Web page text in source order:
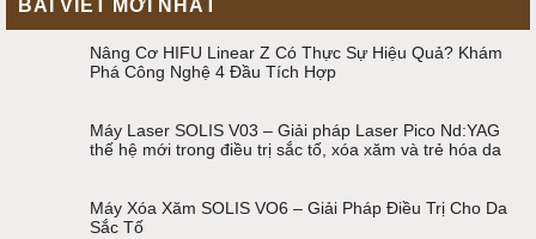
BÀI VIẾT MỚI NHẤT
Nâng Cơ HIFU Linear Z Có Thực Sự Hiệu Quả? Khám
Phá Công Nghệ 4 Đầu Tích Hợp
Máy Laser SOLIS V03 – Giải pháp Laser Pico Nd:YAG
thế hệ mới trong điều trị sắc tố, xóa xăm và trẻ hóa da
Máy Xóa Xăm SOLIS VO6 – Giải Pháp Điều Trị Cho Da
Sắc Tố